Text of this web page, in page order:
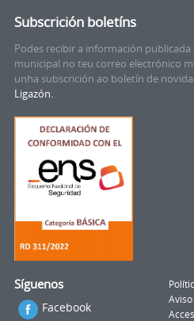
Subscrición boletíns
Podes recibir a información publicada
municipal no teu correo electrónico
unha subscrición ao boletín de
Ligazón.
Síguenos
Facebook